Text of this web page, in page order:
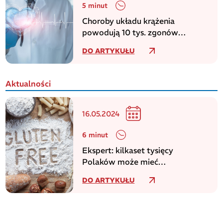
5 minut
Choroby układu krążenia
powodują 10 tys. zgonów
WHO
DO ARTYKUŁU
Aktualności
16.05.2024
6 minut
Ekspert: kilkaset tysięcy
Polaków może mieć
DO ARTYKUŁU